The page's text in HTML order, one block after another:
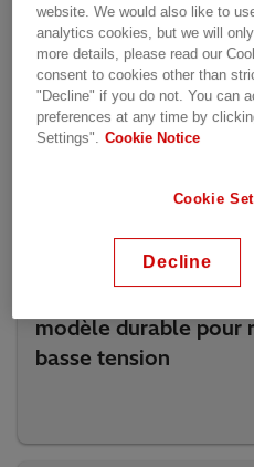
Livres blancs
EconiQᵀᴹ :
modèle durable pour
basse tension
website. We would also like to
analytics cookies, but we will
more details, please read our
consent to cookies other than
"Decline" if you do not. You can
preferences at any time by
Settings".
Cookie Notice
Cookie
Decline